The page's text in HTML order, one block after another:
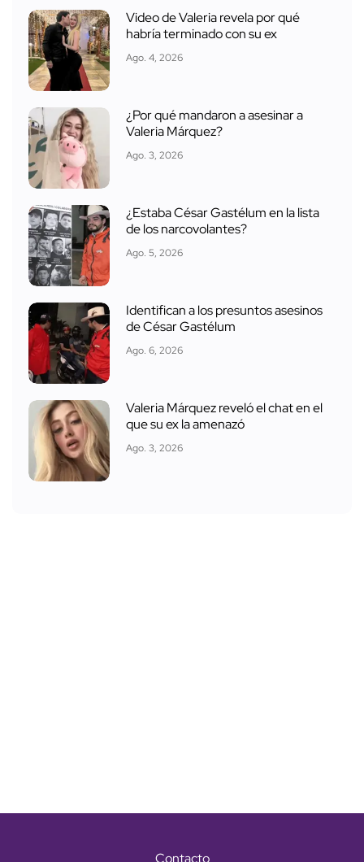
Video de Valeria revela por qué
habría terminado con su ex
Ago. 4, 2026
¿Por qué mandaron a asesinar a
Valeria Márquez?
Ago. 3, 2026
¿Estaba César Gastélum en la lista
de los narcovolantes?
Ago. 5, 2026
Identifican a los presuntos asesinos
de César Gastélum
Ago. 6, 2026
Valeria Márquez reveló el chat en el
que su ex la amenazó
Ago. 3, 2026
Contacto